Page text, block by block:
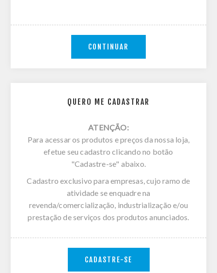
QUERO ME CADASTRAR
ATENÇÃO:
Para acessar os produtos e preços da nossa loja,
efetue seu cadastro clicando no botão
"Cadastre-se" abaixo.
Cadastro exclusivo para empresas, cujo ramo de
atividade se enquadre na
revenda/comercialização, industrialização e/ou
prestação de serviços dos produtos anunciados.
CADASTRE-SE
CONTINUAR